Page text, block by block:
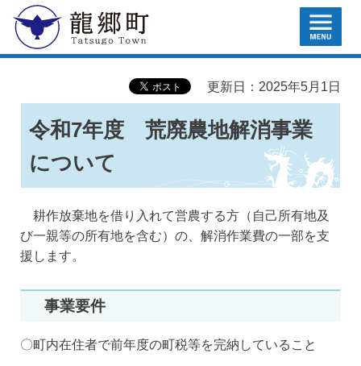
龍郷町 MENU
更新日：2025年5月1日
令和7年度 荒廃農地解消事業
について
耕作放棄地を借り入れて営農する方（自己所有地及
び一親等の所有地を含む）の、解消作業費の一部を支
援します。
事業要件
〇町内在住者で前年度の町税等を完納していること